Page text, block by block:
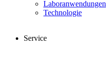
Laboranwendungen
Technologie
Service